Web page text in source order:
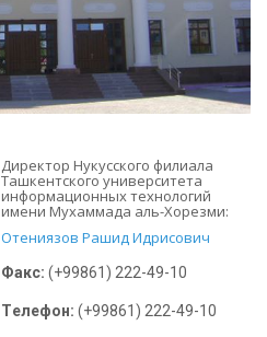
Директор Нукусского филиала
Ташкентского университета
информационных технологий
имени Мухаммада аль-Хорезми:
Отениязов Рашид Идрисович
Факс: (+99861) 222-49-10
Tелефон: (+99861) 222-49-10